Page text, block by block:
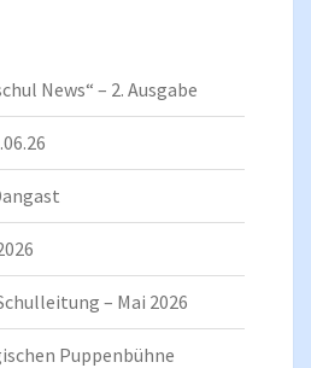
News“ – 2. Ausgabe
– Mai 2026
Puppenbühne